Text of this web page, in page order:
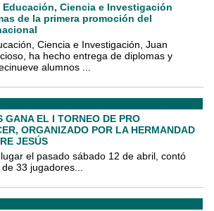
Educación, Ciencia e Investigación
de la primera promoción del
Ciencia e Investigación, Juan
ha hecho entrega de diplomas y
alumnos ...
GANA EL I TORNEO DE PRO
ORGANIZADO POR LA HERMANDAD
JESÚS
el pasado sábado 12 de abril, contó
33 jugadores...